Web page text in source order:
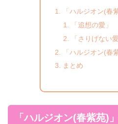
「ハルジオン(春
「追想の愛」
「さりげない愛
「ハルジオン(春
まとめ
「ハルジオン(春紫苑)